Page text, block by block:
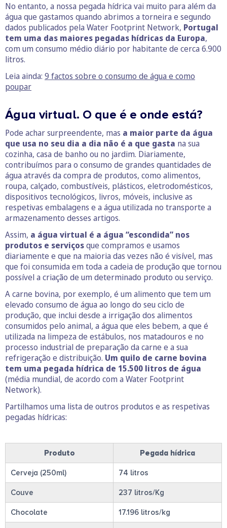
No entanto, a nossa pegada hídrica vai muito para além da
água que gastamos quando abrimos a torneira e segundo
dados publicados pela Water Footprint Network, Portugal
tem uma das maiores pegadas hídricas da Europa,
com um consumo médio diário por habitante de cerca 6.900
litros.
Leia ainda: 9 factos sobre o consumo de água e como
poupar
Água virtual. O que é e onde está?
Pode achar surpreendente, mas a maior parte da água
que usa no seu dia a dia não é a que gasta na sua
cozinha, casa de banho ou no jardim. Diariamente,
contribuímos para o consumo de grandes quantidades de
água através da compra de produtos, como alimentos,
roupa, calçado, combustíveis, plásticos, eletrodomésticos,
dispositivos tecnológicos, livros, móveis, inclusive as
respetivas embalagens e a água utilizada no transporte a
armazenamento desses artigos.
Assim, a água virtual é a água “escondida” nos
produtos e serviçosque compramos e usamos
diariamente e que na maioria das vezes não é visível, mas
que foi consumida em toda a cadeia de produção que tornou
possível a criação de um determinado produto ou serviço.
A carne bovina, por exemplo, é um alimento que tem um
elevado consumo de água ao longo do seu ciclo de
produção, que inclui desde a irrigação dos alimentos
consumidos pelo animal, a água que eles bebem, a que é
utilizada na limpeza de estábulos, nos matadouros e no
processo industrial de preparação da carne e a sua
refrigeração e distribuição. Um quilo de carne bovina
tem uma pegada hídrica de 15.500 litros de água
(média mundial, de acordo com a Water Footprint
Network).
Partilhamos uma lista de outros produtos e as respetivas
pegadas hídricas:
Produto Pegada hídrica
Cerveja (250ml) 74 litros
Couve 237 litros/Kg
Chocolate 17.196 litros/kg